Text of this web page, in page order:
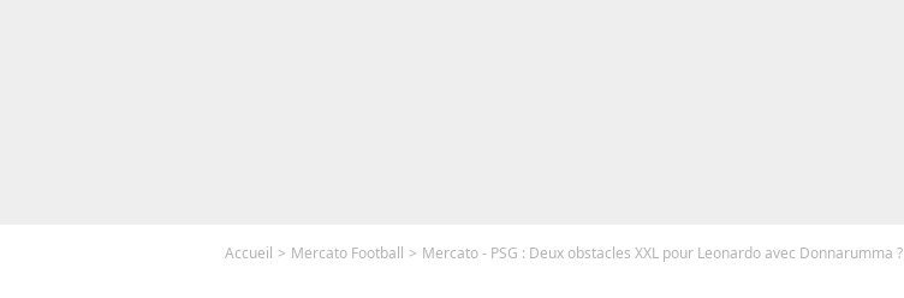
Accueil Mercato Football Mercato - PSG : Deux obstacles XXL pour Leonardo avec Donnarumma ?